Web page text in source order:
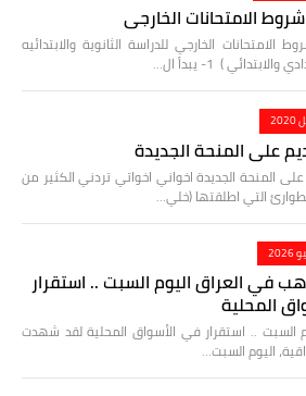
الامتحانات الخارجي
الامتحانات الخارجي للدراسة الثانوية والابتدائيه
) 1- يبدأ ال…
على المنحة الجديدة
على المنحة الجديدة اخواني اخواتي تردني الكثير من
التي اطلقتها (خلي…
في العراق اليوم السبت .. استقرار
المحلية
السبت .. استقرار في الأسواق المحلية لقد شهدت
اليوم السبت…